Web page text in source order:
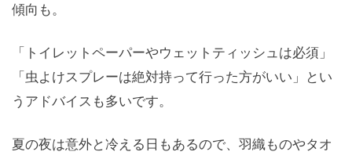
傾向も。
「トイレットペーパーやウェットティッシュは必須」
「虫よけスプレーは絶対持って行った方がいい」とい
うアドバイスも多いです。
夏の夜は意外と冷える日もあるので、羽織ものやタオ